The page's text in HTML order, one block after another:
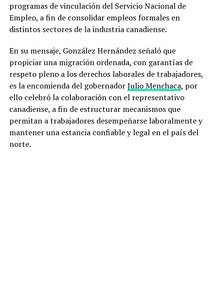
programas de vinculación del Servicio Nacional de
Empleo, a fin de consolidar empleos formales en
distintos sectores de la industria canadiense.
En su mensaje, González Hernández señaló que
propiciar una migración ordenada, con garantías de
respeto pleno a los derechos laborales de trabajadores,
es la encomienda del gobernadorJulio Menchaca, por
ello celebró la colaboración con el representativo
canadiense, a fin de estructurar mecanismos que
permitan a trabajadores desempeñarse laboralmente y
mantener una estancia confiable y legal en el país del
norte.